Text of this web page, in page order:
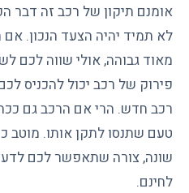
אומנם תיקון של רכב זה דבר
לא תמיד יהיה הצעד הנכון.
מאוד גבוהה, אולי שווה לכם
פירוק של רכב יכול להכניס
רכב חדש. הרי אם הרכב גם
טעם שתנסו לתקן אותו. מוטב
שונה, צורה שתאפשר לכם
לחינם.